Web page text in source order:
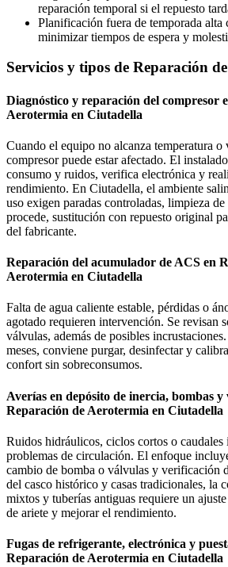
reparación temporal si el repuesto
Planificación fuera de temporada alta
minimizar tiempos de espera y
Servicios y tipos de Reparación
Diagnóstico y reparación del compresor
Aerotermia en Ciutadella
Cuando el equipo no alcanza temperatura o
compresor puede estar afectado. El
consumo y ruidos, verifica electrónica y
rendimiento. En Ciutadella, el ambiente
uso exigen paradas controladas, limpieza
procede, sustitución con repuesto original
del fabricante.
Reparación del acumulador de ACS en
Aerotermia en Ciutadella
Falta de agua caliente estable, pérdidas o
agotado requieren intervención. Se revisan
válvulas, además de posibles
meses, conviene purgar, desinfectar y
confort sin sobreconsumos.
Averías en depósito de inercia, bombas y
Reparación de Aerotermia en Ciutadella
Ruidos hidráulicos, ciclos cortos o caudales
problemas de circulación. El enfoque
cambio de bomba o válvulas y verificación
del casco histórico y casas tradicionales, la
mixtos y tuberías antiguas requiere un
de ariete y mejorar el rendimiento.
Fugas de refrigerante, electrónica y
Reparación de Aerotermia en Ciutadella